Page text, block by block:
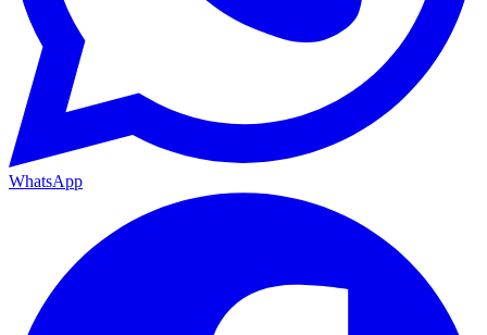
WhatsApp